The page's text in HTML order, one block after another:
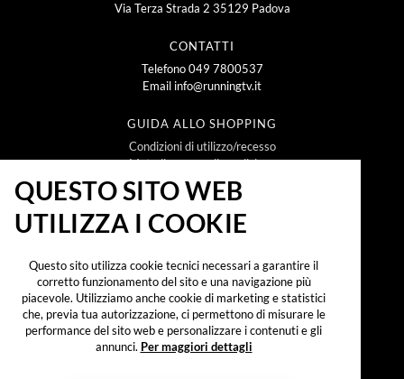
Via Terza Strada 2 35129 Padova
CONTATTI
Telefono049 7800537
Email info@runningtv.it
GUIDA ALLO SHOPPING
Condizioni di utilizzo/recesso
Metodi e spese di spedizione
Policy Privacy
Policy Cookie
NEWSLETTER
Iscrivendomi alla newsletter dichiaro di aver preso
visione dell'
informativa sul trattamento dei dati
personali secondo il reg. UE 2016/679 ("GDPR")
accetto di ricevere promozioni, offerte e
QUESTO SITO WEB
UTILIZZA I COOKIE
Questo sito utilizza cookie tecnici necessari a garantire il
corretto funzionamento del sito e una navigazione più
piacevole. Utilizziamo anche cookie di marketing e statistici
che, previa tua autorizzazione, ci permettono di misurare le
performance del sito web e personalizzare i contenuti e gli
annunci. Per maggiori dettagli